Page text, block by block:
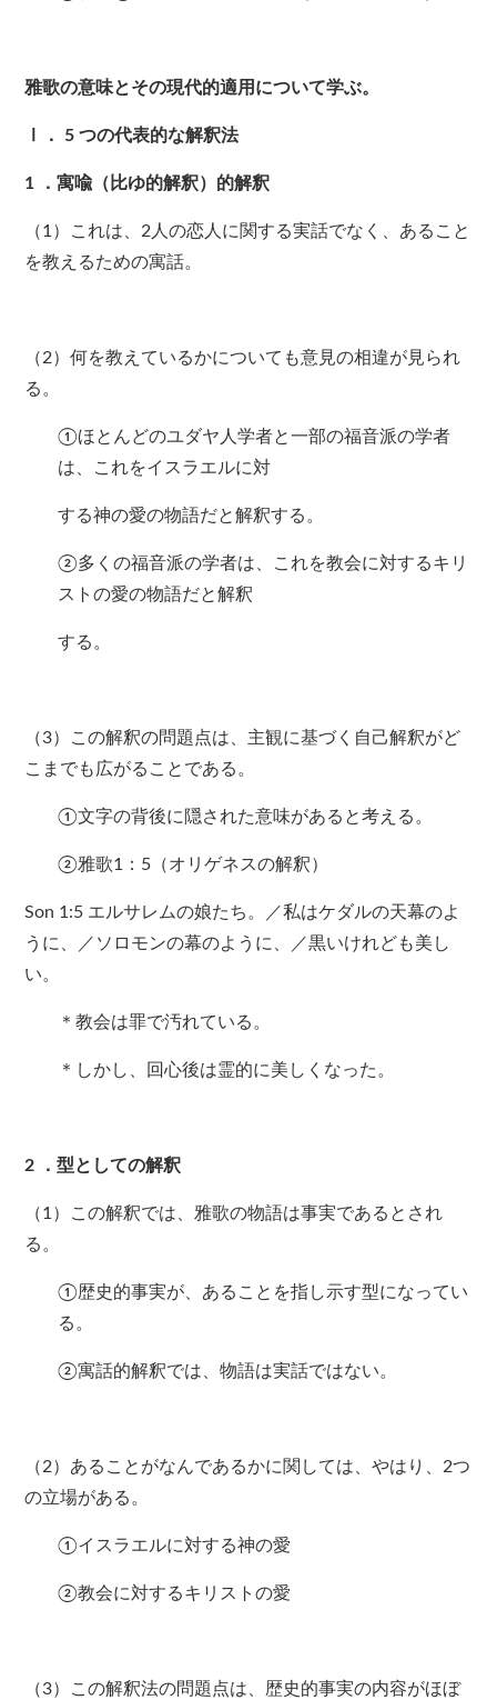
雅歌の意味とその現代的適用について学ぶ。
Ⅰ． 5 つの代表的な解釈法
1 ．寓喩（比ゆ的解釈）的解釈
（1）これは、2人の恋人に関する実話でなく、あること
を教えるための寓話。
（2）何を教えているかについても意見の相違が見られ
る。
①ほとんどのユダヤ人学者と一部の福音派の学者
は、これをイスラエルに対
する神の愛の物語だと解釈する。
②多くの福音派の学者は、これを教会に対するキリ
ストの愛の物語だと解釈
する。
（3）この解釈の問題点は、主観に基づく自己解釈がど
こまでも広がることである。
①文字の背後に隠された意味があると考える。
②雅歌1：5（オリゲネスの解釈）
Son 1:5 エルサレムの娘たち。／私はケダルの天幕のよ
うに、／ソロモンの幕のように、／黒いけれども美し
い。
＊教会は罪で汚れている。
＊しかし、回心後は霊的に美しくなった。
2 ．型としての解釈
（1）この解釈では、雅歌の物語は事実であるとされ
る。
①歴史的事実が、あることを指し示す型になってい
る。
②寓話的解釈では、物語は実話ではない。
（2）あることがなんであるかに関しては、やはり、2つ
の立場がある。
①イスラエルに対する神の愛
②教会に対するキリストの愛
（3）この解釈法の問題点は、歴史的事実の内容がほぼ